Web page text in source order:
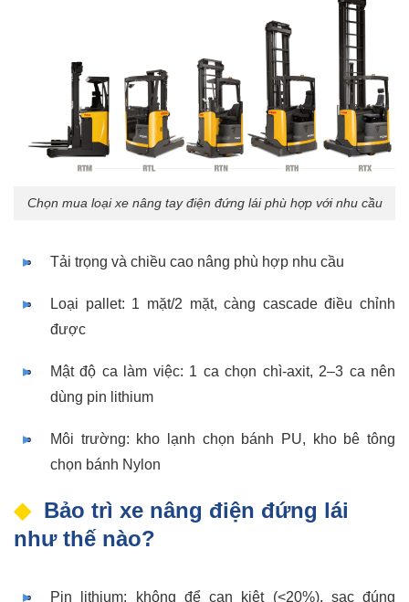
Chọn mua loại xe nâng tay điện đứng lái phù hợp với nhu cầu
Tải trọng và chiều cao nâng phù hợp nhu cầu
Loại pallet: 1 mặt/2 mặt, càng cascade điều chỉnh
được
Mật độ ca làm việc: 1 ca chọn chì-axit, 2–3 ca nên
dùng pin lithium
Môi trường: kho lạnh chọn bánh PU, kho bê tông
chọn bánh Nylon
Bảo trì xe nâng điện đứng lái
như thế nào?
Pin lithium: không để cạn kiệt (<20%), sạc đúng